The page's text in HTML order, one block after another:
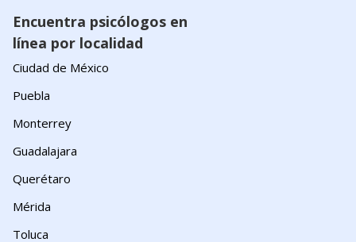
Encuentra psicólogos en
línea por localidad
Ciudad de México
Puebla
Monterrey
Guadalajara
Querétaro
Mérida
Toluca